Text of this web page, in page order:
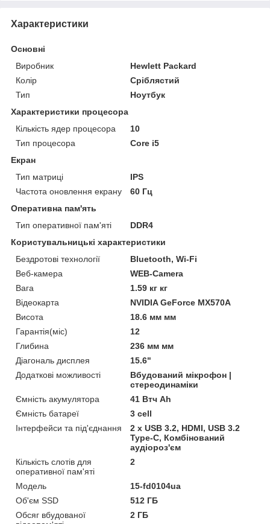
Характеристики
Основні
Виробник
Hewlett Packard
Колір
Сріблястий
Тип
Ноутбук
Характеристики процесора
Кількість ядер процесора
10
Тип процесора
Core i5
Екран
Тип матриці
IPS
Частота оновлення екрану
60 Гц
Оперативна пам'ять
Тип оперативної пам'яті
DDR4
Користувальницькі характеристики
Бездротові технології
Bluetooth, Wi-Fi
Веб-камера
WEB-Camera
Вага
1.59 кг кг
Відеокарта
NVIDIA GeForce MX570A
Висота
18.6 мм мм
Гарантія(міс)
12
Глибина
236 мм мм
Діагональ дисплея
15.6"
Додаткові можливості
Вбудований мікрофон |
стереодинаміки
Ємність акумулятора
41 Втч Ah
Ємність батареї
3 cell
Інтерфейси та під'єднання
2 х USB 3.2, HDMI, USB 3.2
Type-C, Комбінований
аудіороз'єм
Кількість слотів для
оперативної пам'яті
2
Мoдель
15-fd0104ua
Об'єм SSD
512 ГБ
Обсяг вбудованої
2 ГБ